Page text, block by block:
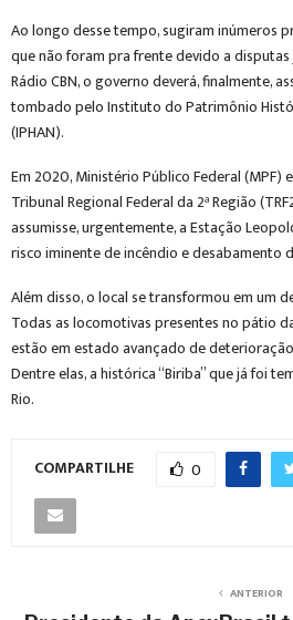
Ao longo desse tempo, sugiram inúmeros
que não foram pra frente devido a
Rádio CBN, o governo deverá, finalmente,
tombado pelo Instituto do Patrimônio
(IPHAN).
Em 2020, Ministério Público Federal (MPF)
Tribunal Regional Federal da 2ª Região
assumisse, urgentemente, a Estação
risco iminente de incêndio e desabamento
Além disso, o local se transformou em um
Todas as locomotivas presentes no pátio
estão em estado avançado de
Dentre elas, a histórica “Biriba” que já foi
Rio.
COMPARTILHE 0
ANTERIOR